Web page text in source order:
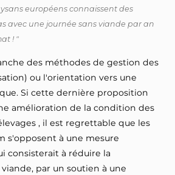
européens connaissent des
avec une journée sans viande par an
! "
des méthodes de gestion des
ou l'orientation vers une
Si cette dernière proposition
amélioration de la condition des
, il est regrettable que les
s'opposent à une mesure
consisterait à réduire la
par un soutien à une